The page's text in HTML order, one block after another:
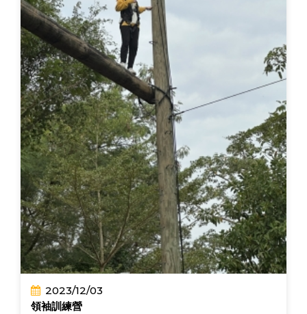
2023/12/03
領袖訓練營